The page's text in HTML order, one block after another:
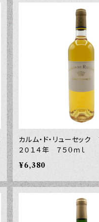
カルム・ド・リューセッ
２０１４年 ７５0ｍｌ
¥6,380